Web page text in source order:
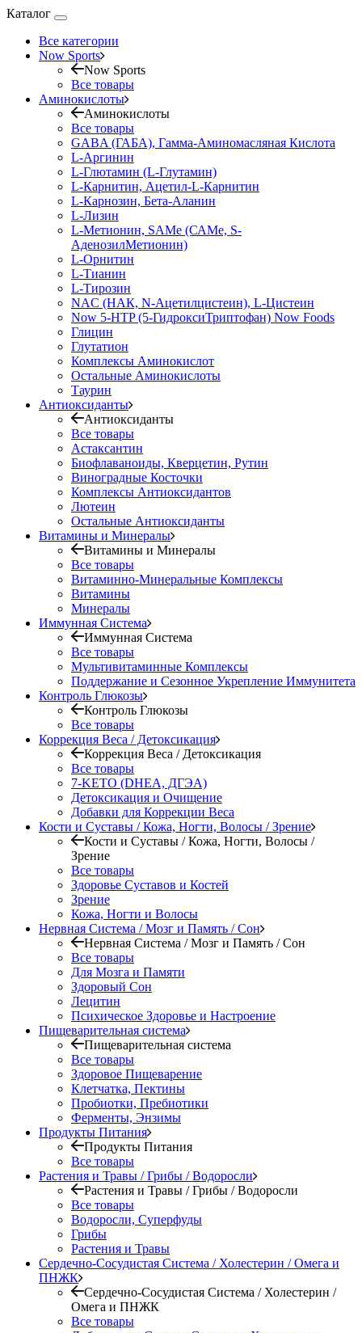
Каталог
Все категории
Now Sports
Now Sports
Все товары
Аминокислоты
Аминокислоты
Все товары
GABA (ГАБА), Гамма-Аминомасляная Кислота
L-Аргинин
L-Глютамин (L-Глутамин)
L-Карнитин, Ацетил-L-Карнитин
L-Карнозин, Бета-Аланин
L-Лизин
L-Метионин, SAMe (САМе, S-
АденозилМетионин)
L-Орнитин
L-Тианин
L-Тирозин
NAC (НАК, N-Ацетилцистеин), L-Цистеин
Now 5-HTP (5-ГидроксиТриптофан) Now Foods
Глицин
Глутатион
Комплексы Аминокислот
Остальные Аминокислоты
Таурин
Антиоксиданты
Антиоксиданты
Все товары
Астаксантин
Биофлаваноиды, Кверцетин, Рутин
Виноградные Косточки
Комплексы Антиоксидантов
Лютеин
Остальные Антиоксиданты
Витамины и Минералы
Витамины и Минералы
Все товары
Витаминно-Минеральные Комплексы
Витамины
Минералы
Иммунная Система
Иммунная Система
Все товары
Мультивитаминные Комплексы
Поддержание и Сезонное Укрепление Иммунитета
Контроль Глюкозы
Контроль Глюкозы
Все товары
Коррекция Веса / Детоксикация
Коррекция Веса / Детоксикация
Все товары
7-KETO (DHEA, ДГЭА)
Детоксикация и Очищение
Добавки для Коррекции Веса
Кости и Суставы / Кожа, Ногти, Волосы / Зрение
Кости и Суставы / Кожа, Ногти, Волосы /
Зрение
Все товары
Здоровье Суставов и Костей
Зрение
Кожа, Ногти и Волосы
Нервная Система / Мозг и Память / Сон
Нервная Система / Мозг и Память / Сон
Все товары
Для Мозга и Памяти
Здоровый Сон
Лецитин
Психическое Здоровье и Настроение
Пищеварительная система
Пищеварительная система
Все товары
Здоровое Пищеварение
Клетчатка, Пектины
Пробиотки, Пребиотики
Ферменты, Энзимы
Продукты Питания
Продукты Питания
Все товары
Растения и Травы / Грибы / Водоросли
Растения и Травы / Грибы / Водоросли
Все товары
Водоросли, Суперфуды
Грибы
Растения и Травы
Сердечно-Сосудистая Система / Холестерин / Омега и
ПНЖК
Сердечно-Сосудистая Система / Холестерин /
Омега и ПНЖК
Все товары